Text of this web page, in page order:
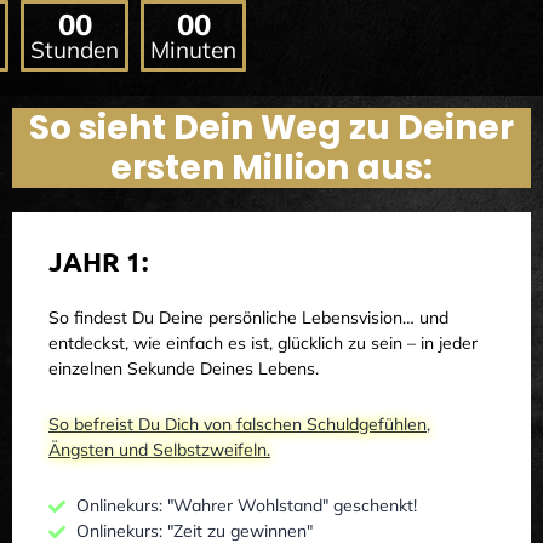
00
Stunden
00
Minuten
So sieht Dein Weg zu Deiner
ersten Million aus:
JAHR 1:
So findest Du Deine persönliche Lebensvision… und
entdeckst, wie einfach es ist, glücklich zu sein – in jeder
einzelnen Sekunde Deines Lebens.
So befreist Du Dich von falschen Schuldgefühlen,
Ängsten und Selbstzweifeln.
Onlinekurs: "Wahrer Wohlstand" geschenkt!
Onlinekurs: "Zeit zu gewinnen"